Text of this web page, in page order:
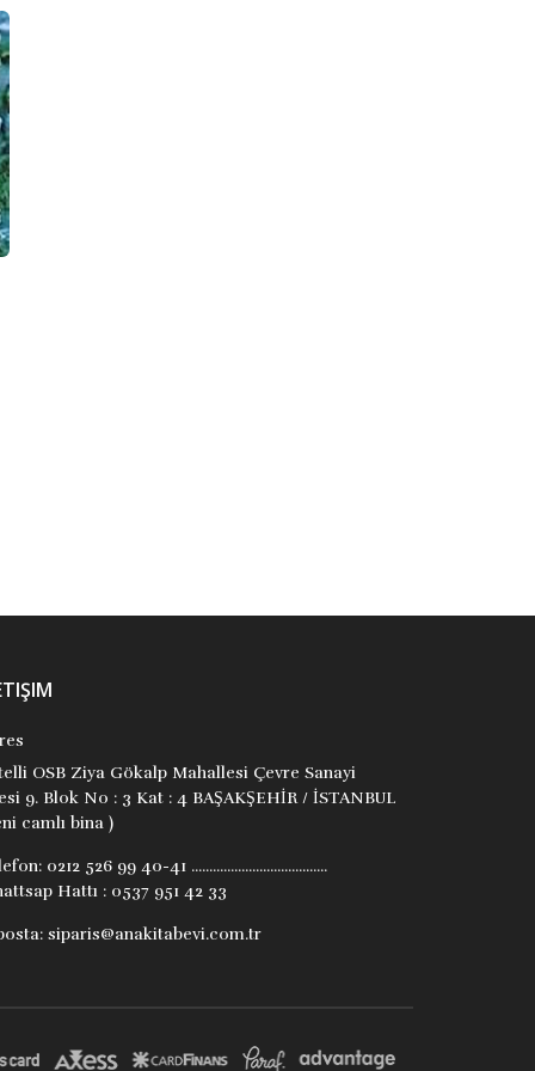
OSB Ziya Gökalp Mahallesi Çevre Sanayi
9. Blok No : 3 Kat : 4 BAŞAKŞEHİR / İSTANBUL
camlı bina )
0212 526 99 40-41 ......................................
Hattı : 0537 951 42 33
siparis@anakitabevi.com.tr